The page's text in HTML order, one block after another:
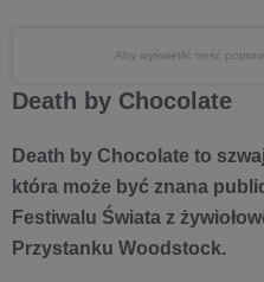
Aby wyświetlić treść
Death by Chocolate
Death by Chocolate to
która może być znana
Festiwalu Świata z
Przystanku Woodstock.